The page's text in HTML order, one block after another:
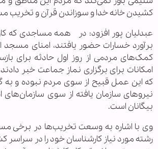
کشیدن خانه خدا و سوزاندن قرآن و تخریب
عبدلیان پور افزود: در همه مساجدی که
برآورد خسارات حضور یافتند، امنای مسجد
کمک‌های مردمی از روز اول حادثه برای
امکانات برای برگزاری نماز جماعت خبر
که این عمل قبیح از سوی مردم نبوده و به
نیروهای سازمان یافته از سوی سازمان‌های
بیگانان است.
رشته مورد نیاز کارشناسان خود را در سراسر